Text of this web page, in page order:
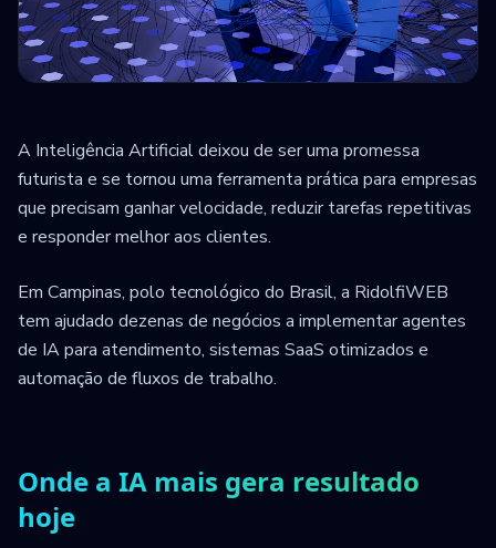
A Inteligência Artificial deixou de ser uma promessa
futurista e se tornou uma ferramenta prática para empresas
que precisam ganhar velocidade, reduzir tarefas repetitivas
e responder melhor aos clientes.
Em Campinas, polo tecnológico do Brasil, a RidolfiWEB
tem ajudado dezenas de negócios a implementar agentes
de IA para atendimento, sistemas SaaS otimizados e
automação de fluxos de trabalho.
Onde a IA mais gera resultado
hoje